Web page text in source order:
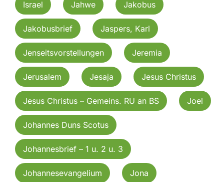
Israel Jahwe Jakobus
Jakobusbrief Jaspers, Karl
Jenseitsvorstellungen Jeremia
Jerusalem Jesaja Jesus Christus
Jesus Christus – Gemeins. RU an BS Joel
Johannes Duns Scotus
Johannesbrief – 1 u. 2 u. 3
Johannesevangelium Jona